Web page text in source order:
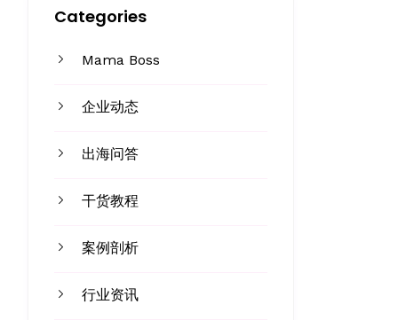
Categories
Mama Boss
企业动态
出海问答
干货教程
案例剖析
行业资讯